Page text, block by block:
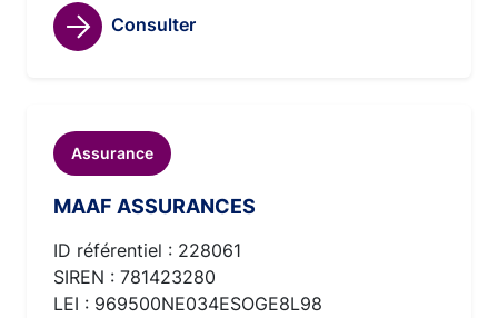
Consulter
Assurance
MAAF ASSURANCES
ID référentiel : 228061
SIREN : 781423280
LEI : 969500NE034ESOGE8L98